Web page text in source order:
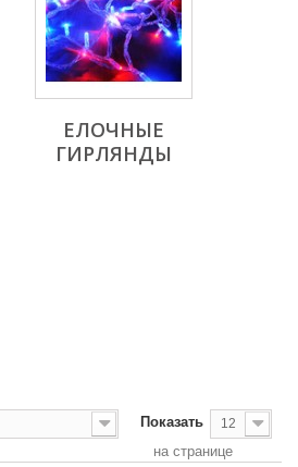
ЕЛОЧНЫЕ
ГИРЛЯНДЫ
Показать 12
на странице